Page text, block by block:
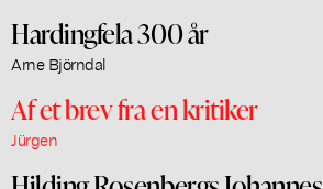
Hardingfela 300 år
Arne Björndal
Af et brev fra en kritiker
Jürgen